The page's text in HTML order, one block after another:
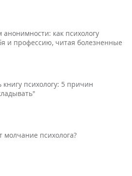
как психологу
и профессию, читая болезненные
книгу психологу: 5 причин
молчание психолога?